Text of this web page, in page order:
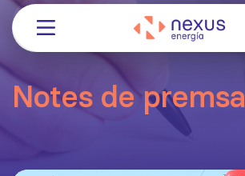
Notes de premsa